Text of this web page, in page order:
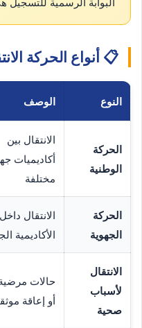
📋 أنواع الحركة
النوع الوصف
الحركة
الوطنية
الانتقال بين
أكاديميات
مختلفة
الحركة
الجهوية
الانتقال
الأكاديمية
الانتقال
لأسباب
صحية
حالات
أو إعاقة